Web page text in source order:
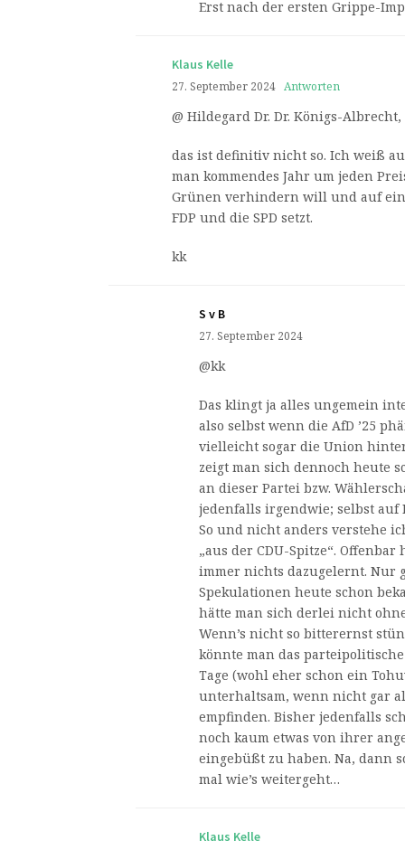
Erst nach der ersten Grippe-
Klaus Kelle
27. September 2024 Antworten
@ Hildegard Dr. Dr. Königs-Albrecht,
das ist definitiv nicht so. Ich weiß
man kommendes Jahr um jeden
Grünen verhindern will und auf
FDP und die SPD setzt.
kk
S v B
27. September 2024
@kk
Das klingt ja alles ungemein
also selbst wenn die AfD ’25
vielleicht sogar die Union
zeigt man sich dennoch heute
an dieser Partei bzw.
jedenfalls irgendwie; selbst auf
So und nicht anders verstehe
„aus der CDU-Spitze“.
immer nichts dazugelernt. Nur
Spekulationen heute schon
hätte man sich derlei nicht
Wenn’s nicht so bitterernst
könnte man das
Tage (wohl eher schon ein
unterhaltsam, wenn nicht gar
empfinden. Bisher jedenfalls
noch kaum etwas von ihrer
eingebüßt zu haben. Na, dann
mal wie’s weitergeht…
Klaus Kelle